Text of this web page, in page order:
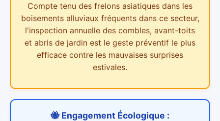
Compte tenu des frelons asiatiques dans les
boisements alluviaux fréquents dans ce secteur,
l'inspection annuelle des combles, avant-toits
et abris de jardin est le geste préventif le plus
efficace contre les mauvaises surprises
estivales.
🐝 Engagement Écologique :